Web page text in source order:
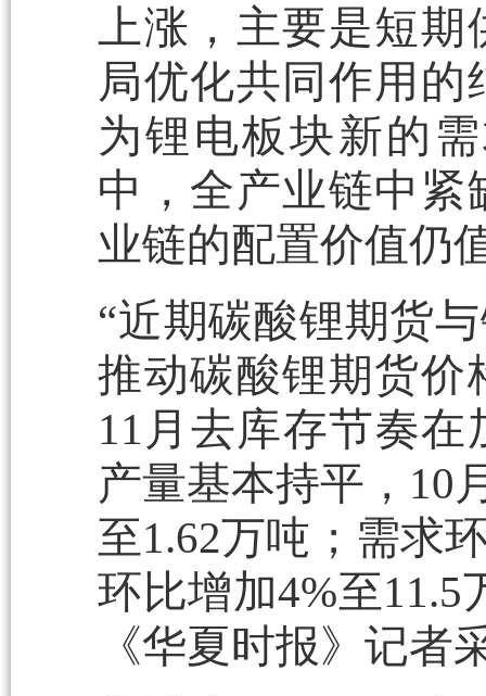
上涨，主要是短期
局优化共同作用
为锂电板块新的
中，全产业链中
业链的配置价值仍
“近期碳酸锂期货
推动碳酸锂期货价
11月去库存节奏
产量基本持平，10
至1.62万吨；需求
环比增加4%至
《华夏时报》记者